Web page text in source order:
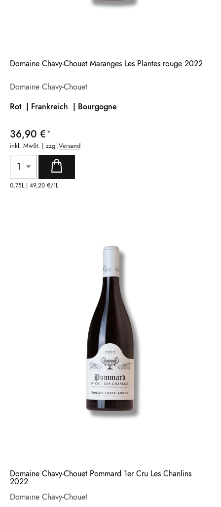
Domaine Chavy-Chouet Maranges Les Plantes rouge 2022
Domaine Chavy-Chouet
Rot | Frankreich | Bourgogne
36,90 €
inkl. MwSt. | zzgl.Versand
0,75L | 49,20 €/1L
Domaine Chavy-Chouet Pommard 1er Cru Les Chanlins
2022
Domaine Chavy-Chouet